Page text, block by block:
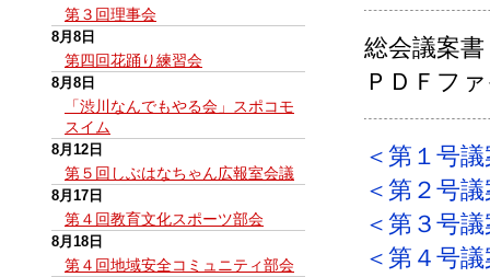
第３回理事会
8月8日
第四回花踊り練習会
8月8日
「渋川なんでもやる会」スポコモ
スイム
8月12日
第５回しぶはなちゃん広報室会議
8月17日
第４回教育文化スポーツ部会
8月18日
第４回地域安全コミュニティ部会
総会議案
ＰＤＦフ
＜第１号
＜第２号
＜第３号
＜第４号